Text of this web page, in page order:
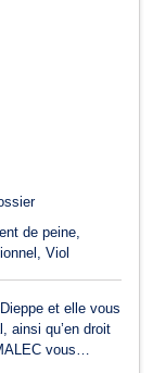
de peine
Viol
et elle vous
ainsi qu’en droit
vous